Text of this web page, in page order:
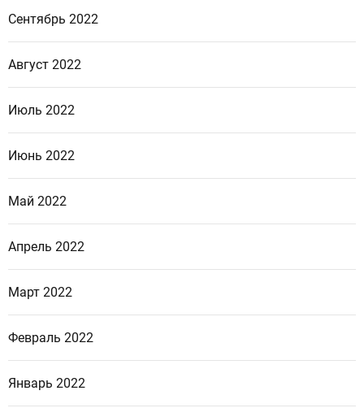
Сентябрь 2022
Август 2022
Июль 2022
Июнь 2022
Май 2022
Апрель 2022
Март 2022
Февраль 2022
Январь 2022